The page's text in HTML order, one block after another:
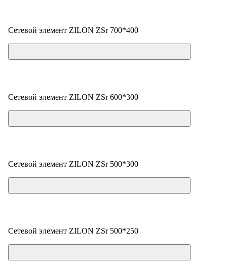
Сетевой элемент ZILON ZSr 700*400
Цена по запросу
Сетевой элемент ZILON ZSr 600*300
Цена по запросу
Сетевой элемент ZILON ZSr 500*300
Цена по запросу
Сетевой элемент ZILON ZSr 500*250
Цена по запросу